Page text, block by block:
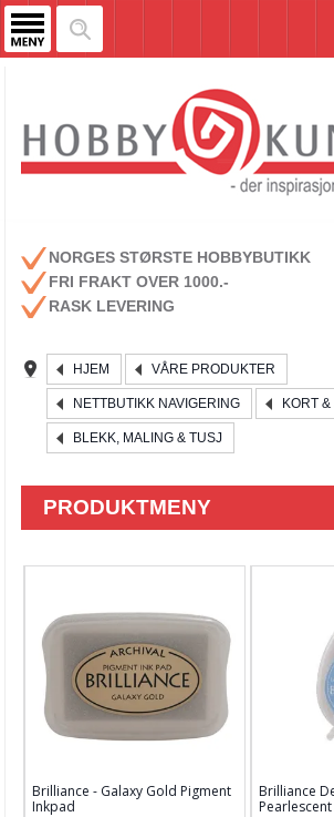
NORGES STØRSTE HOBBYBUTIKK
FRI FRAKT OVER 1000.-
RASK LEVERING
HJEM VÅRE PRODUKTER
NETTBUTIKK NAVIGERING KORT
BLEKK, MALING & TUSJ
PRODUKTMENY
Kurs & aktiviteter
Gavekort
Kort & Scrapbooking
Kartong 12x12 inch
Brilliance - Galaxy Gold Pigment
Inkpad
Brilliance